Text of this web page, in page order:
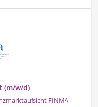
(m/w/d)
FINMA